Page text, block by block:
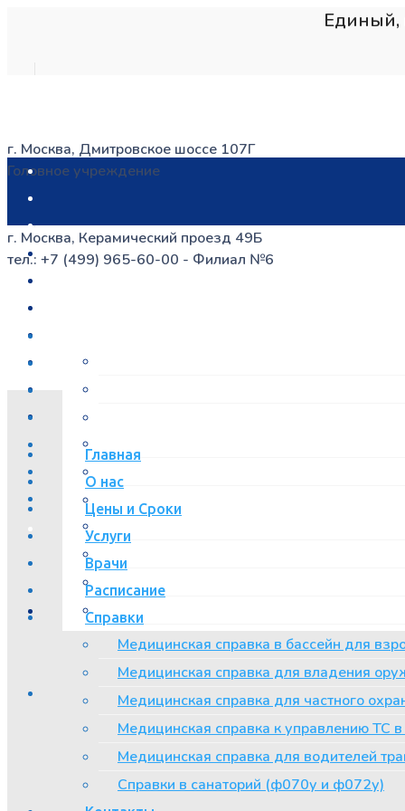
Единый,
г. Москва, Дмитровское шоссе 107Г
Головное учреждение
г. Москва, Керамический проезд 49Б
тел.: +7 (499) 965-60-00 - Филиал №6
Главная
О нас
Цены и Сроки
Услуги
Врачи
Расписание
Справки
Медицинская справка в бассейн для
Медицинская справка для владения
Медицинская справка для частного
Медицинская справка к управлению ТС
Медицинская справка для водителей
Справки в санаторий (ф070у и ф072у)